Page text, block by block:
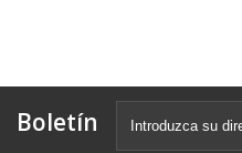
Boletín